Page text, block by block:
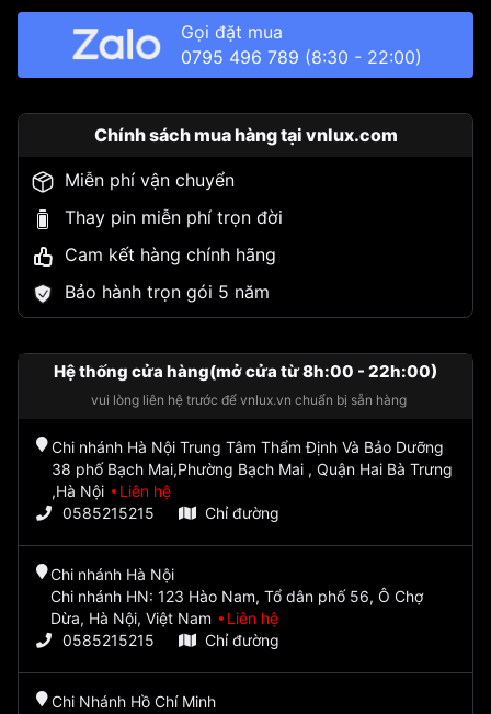
Gọi đặt mua
0795 496 789 (8:30 - 22:00)
Chính sách mua hàng tại vnlux.com
Miễn phí vận chuyển
Thay pin miễn phí trọn đời
Cam kết hàng chính hãng
Bảo hành trọn gói 5 năm
Hệ thống cửa hàng(mở cửa từ 8h:00 - 22h:00)
vui lòng liên hệ trước để vnlux.vn chuẩn bị sẵn hàng
Chi nhánh Hà Nội Trung Tâm Thẩm Định Và Bảo Dưỡng
38 phố Bạch Mai,Phường Bạch Mai , Quận Hai Bà Trưng
,Hà Nội
Liên hệ
0585215215
Chỉ đường
Chi nhánh Hà Nội
Chi nhánh HN: 123 Hào Nam, Tổ dân phố 56, Ô Chợ
Dừa, Hà Nội, Việt Nam
Liên hệ
0585215215
Chỉ đường
Chi Nhánh Hồ Chí Minh